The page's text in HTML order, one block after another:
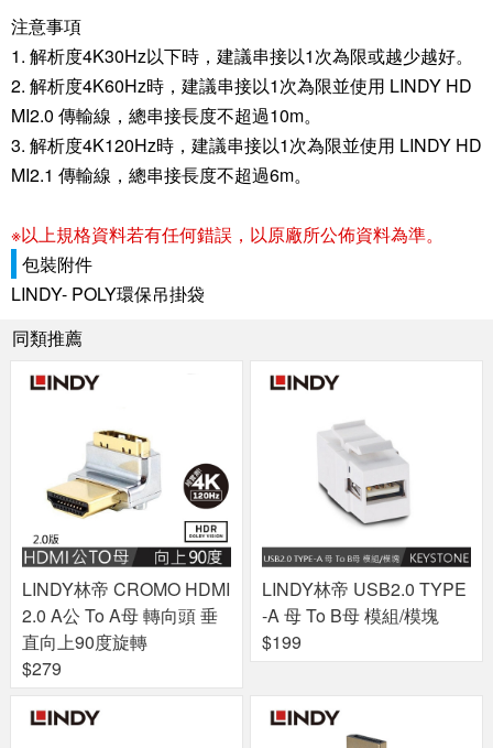
注意事項
1. 解析度4K30Hz以下時，建議串接以1次為限或越少越好。
2. 解析度4K60Hz時，建議串接以1次為限並使用 LINDY HD
MI2.0 傳輸線，總串接長度不超過10m。
3. 解析度4K120Hz時，建議串接以1次為限並使用 LINDY HD
MI2.1 傳輸線，總串接長度不超過6m。
※以上規格資料若有任何錯誤，以原廠所公佈資料為準。
包裝附件
LINDY- POLY環保吊掛袋
同類推薦
LINDY林帝 CROMO HDMI
2.0 A公 To A母 轉向頭 垂
直向上90度旋轉
$279
LINDY林帝 USB2.0 TYPE
-A 母 To B母 模組/模塊
$199